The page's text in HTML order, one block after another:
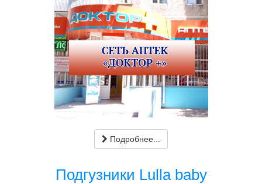
Подробнее...
Подгузники Lulla baby